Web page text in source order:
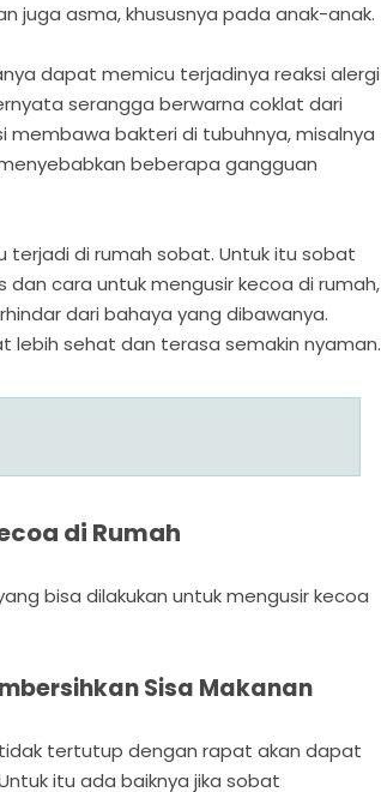
juga asma, khususnya pada anak-anak.
dapat memicu terjadinya reaksi alergi
serangga berwarna coklat dari
bakteri di tubuhnya, misalnya
beberapa gangguan
terjadi di rumah sobat. Untuk itu sobat
cara untuk mengusir kecoa di rumah,
dari bahaya yang dibawanya.
lebih sehat dan terasa semakin nyaman.
di Rumah
bisa dilakukan untuk mengusir kecoa
Sisa Makanan
tertutup dengan rapat akan dapat
itu ada baiknya jika sobat